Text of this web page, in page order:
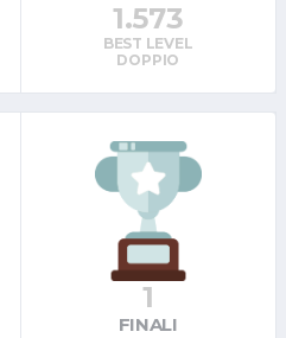
1.573
BEST LEVEL
DOPPIO
1
FINALI